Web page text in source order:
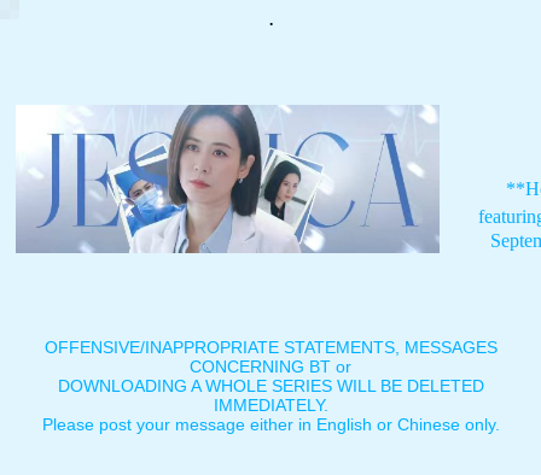
.
OFFENSIVE/INAPPROPRIATE STATEMENTS, MESSAGES
CONCERNING BT or
DOWNLOADING A WHOLE SERIES WILL BE DELETED
IMMEDIATELY.
Please post your message either in English or Chinese only.